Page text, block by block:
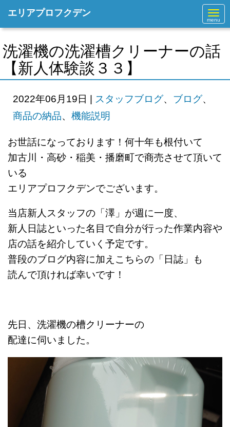
N
a
v
g
a
o
エリアプロフクデン
洗濯機の洗濯槽クリーナーの話
【新人体験談３３】
2022年06月19日 | スタッフブログ、 ブログ、
商品の納品、 機能説明
お世話になっております！何十年も根付いて
加古川・高砂・稲美・播磨町で商売させて頂いて
いる
エリアプロフクデンでございます。
当店新人スタッフの「澤」が週に一度、
新人日誌といった名目で自分が行った作業内容や
店の話を紹介していく予定です。
普段のブログ内容に加えこちらの「日誌」も
読んで頂ければ幸いです！
先日、洗濯機の槽クリーナーの
配達に伺いました。